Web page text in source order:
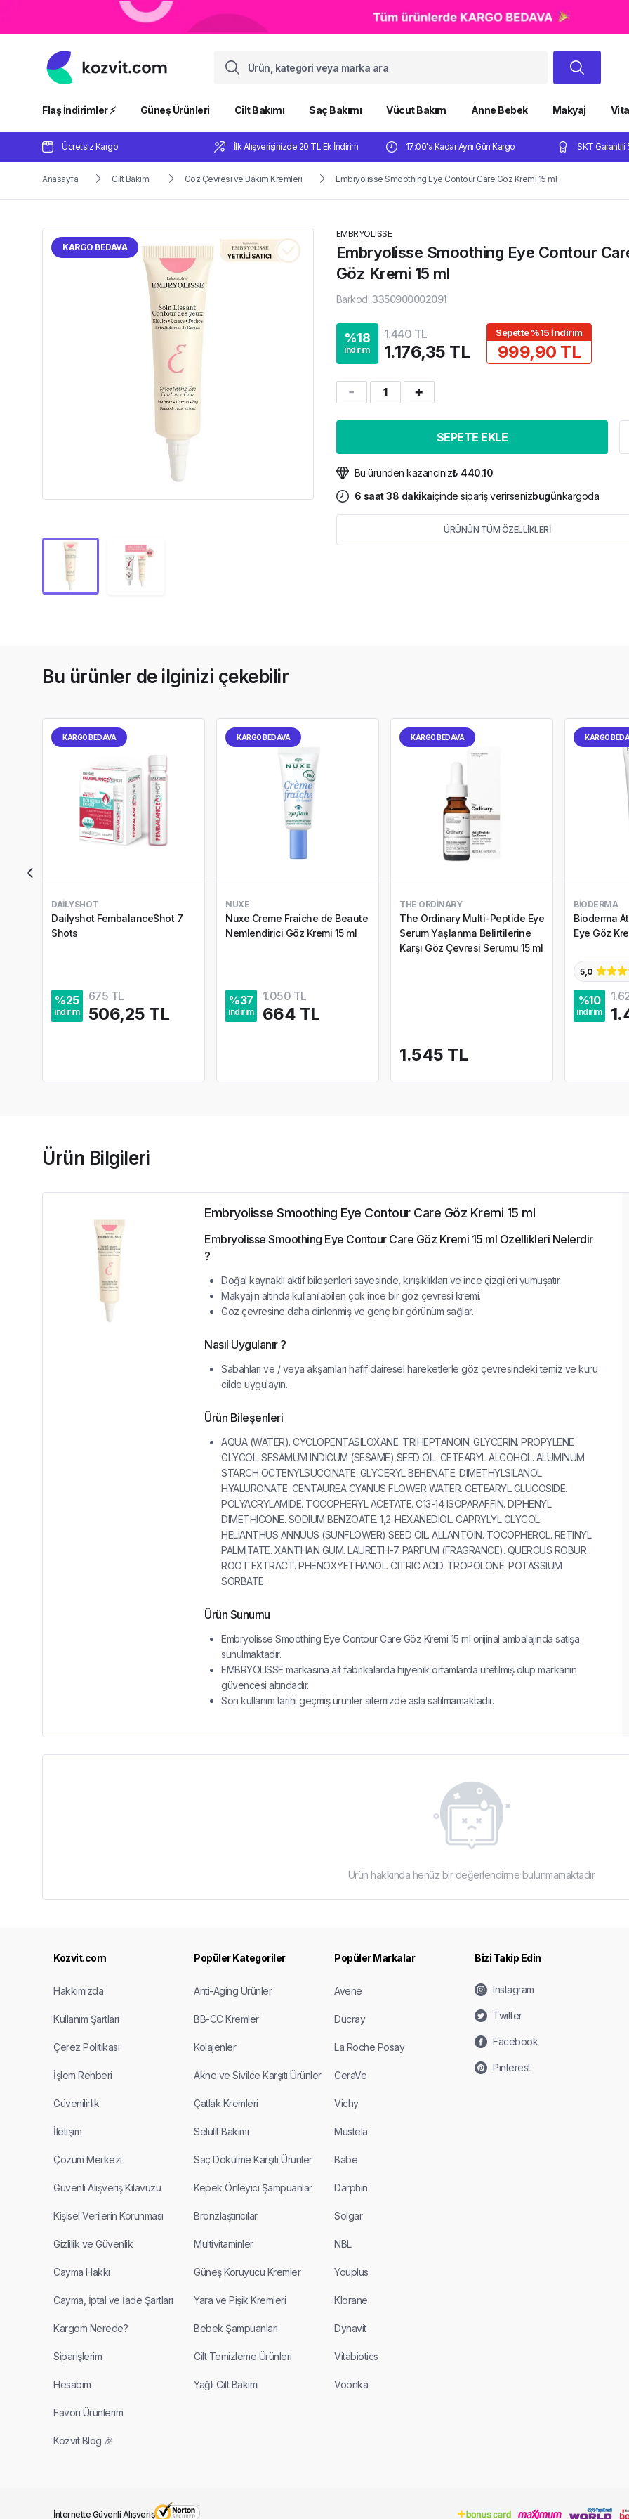
Flaş İndirimler ⚡️ Güneş Ürünleri Cilt Bakımı Saç Bakımı Vücut Bakım Anne Bebek Makyaj
Ücretsiz Kargo İlk Alışverişinizde 20 TL Ek İndirim 17:00'a Kadar Aynı Gün Kargo SKT Garantili
Anasayfa Cilt Bakımı Göz Çevresi ve Bakım Kremleri Embryolisse Smoothing Eye Contour Care Göz Kremi 15 ml
KARGO BEDAVA
EMBRYOLISSE
Embryolisse Smoothing Eye Contour
Göz Kremi 15 ml
Barkod: 3350900002091
%18
indirim
1.440 TL
1.176,35 TL
Sepette %15 İndirim
999,90 TL
1
SEPETE EKLE
Bu üründen kazancınız₺ 440.10
6 saat 38 dakikaiçinde sipariş verirsenizbugünkargoda
ÜRÜNÜN TÜM ÖZELLİKLERİ
Bu ürünler de ilginizi çekebilir
KARGO BEDAVA
DAILYSHOT
Dailyshot FembalanceShot 7
Shots
%25
indirim
675 TL
506,25 TL
KARGO BEDAVA
NUXE
Nuxe Creme Fraiche de Beaute
Nemlendirici Göz Kremi 15 ml
%37
indirim
1.050 TL
664 TL
KARGO BEDAVA
THE ORDINARY
The Ordinary Multi-Peptide Eye
Serum Yaşlanma Belirtilerine
Karşı Göz Çevresi Serumu 15 ml
1.545 TL
KARGO
BIODERMA
Bioderma
Eye Göz
5,0
%10
indirim
Ürün Bilgileri
Embryolisse Smoothing Eye Contour Care Göz Kremi 15 ml
Embryolisse Smoothing Eye Contour Care Göz Kremi 15 ml Özellikleri Nelerdir
?
Doğal kaynaklı aktif bileşenleri sayesinde, kırışıklıkları ve ince çizgileri yumuşatır.
Makyajın altında kullanılabilen çok ince bir göz çevresi kremi.
Göz çevresine daha dinlenmiş ve genç bir görünüm sağlar.
Nasıl Uygulanır ?
Sabahları ve / veya akşamları hafif dairesel hareketlerle göz çevresindeki temiz ve kuru
cilde uygulayın.
Ürün Bileşenleri
AQUA (WATER). CYCLOPENTASILOXANE. TRIHEPTANOIN. GLYCERIN. PROPYLENE
GLYCOL. SESAMUM INDICUM (SESAME) SEED OIL. CETEARYL ALCOHOL. ALUMINUM
STARCH OCTENYLSUCCINATE. GLYCERYL BEHENATE. DIMETHYLSILANOL
HYALURONATE. CENTAUREA CYANUS FLOWER WATER. CETEARYL GLUCOSIDE.
POLYACRYLAMIDE. TOCOPHERYL ACETATE. C13-14 ISOPARAFFIN. DIPHENYL
DIMETHICONE. SODIUM BENZOATE. 1,2-HEXANEDIOL. CAPRYLYL GLYCOL.
HELIANTHUS ANNUUS (SUNFLOWER) SEED OIL. ALLANTOIN. TOCOPHEROL. RETINYL
PALMITATE. XANTHAN GUM. LAURETH-7. PARFUM (FRAGRANCE). QUERCUS ROBUR
ROOT EXTRACT. PHENOXYETHANOL. CITRIC ACID. TROPOLONE. POTASSIUM
SORBATE.
Ürün Sunumu
Embryolisse Smoothing Eye Contour Care Göz Kremi 15 ml orijinal ambalajında satışa
sunulmaktadır.
EMBRYOLISSE markasına ait fabrikalarda hijyenik ortamlarda üretilmiş olup markanın
güvencesi altındadır.
Son kullanım tarihi geçmiş ürünler sitemizde asla satılmamaktadır.
Ürün hakkında henüz bir değerlendirme bulunmamaktadır.
Kozvit.com
Hakkımızda
Kullanım Şartları
Çerez Politikası
İşlem Rehberi
Güvenilirlik
İletişim
Çözüm Merkezi
Güvenli Alışveriş Kılavuzu
Kişisel Verilerin Korunması
Gizlilik ve Güvenlik
Cayma Hakkı
Cayma, İptal ve İade Şartları
Kargom Nerede?
Siparişlerim
Hesabım
Favori Ürünlerim
Kozvit Blog 🎉
Popüler Kategoriler
Anti-Aging Ürünler
BB-CC Kremler
Kolajenler
Akne ve Sivilce Karşıtı Ürünler
Çatlak Kremleri
Selülit Bakımı
Saç Dökülme Karşıtı Ürünler
Kepek Önleyici Şampuanlar
Bronzlaştırıcılar
Multivitaminler
Güneş Koruyucu Kremler
Yara ve Pişik Kremleri
Bebek Şampuanları
Cilt Temizleme Ürünleri
Yağlı Cilt Bakımı
Popüler Markalar
Avene
Ducray
La Roche Posay
CeraVe
Vichy
Mustela
Babe
Darphin
Solgar
NBL
Youplus
Klorane
Dynavit
Vitabiotics
Voonka
Bizi Takip Edin
Instagram
Twitter
Facebook
Pinterest
İnternette Güvenli Alışveriş